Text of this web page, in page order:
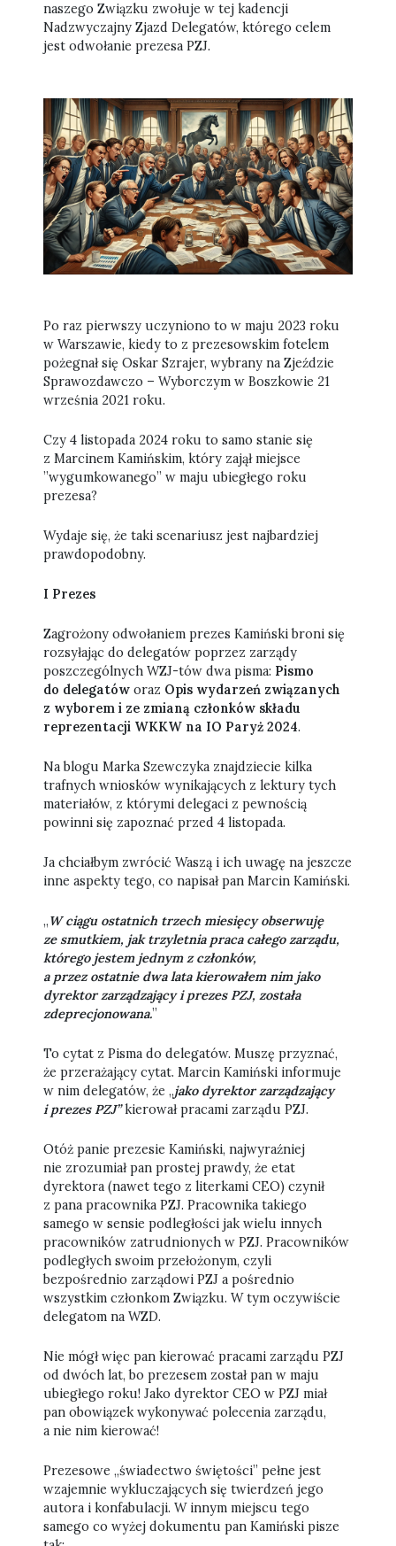
naszego Związku zwołuje w tej kadencji
Nadzwyczajny Zjazd Delegatów, którego celem
jest odwołanie prezesa PZJ.
Po raz pierwszy uczyniono to w maju 2023 roku
w Warszawie, kiedy to z prezesowskim fotelem
pożegnał się Oskar Szrajer, wybrany na Zjeździe
Sprawozdawczo – Wyborczym w Boszkowie 21
września 2021 roku.
Czy 4 listopada 2024 roku to samo stanie się
z Marcinem Kamińskim, który zajął miejsce
”wygumkowanego” w maju ubiegłego roku
prezesa?
Wydaje się, że taki scenariusz jest najbardziej
prawdopodobny.
I Prezes
Zagrożony odwołaniem prezes Kamiński broni się
rozsyłając do delegatów poprzez zarządy
poszczególnych WZJ-tów dwa pisma: Pismo
do delegatów oraz Opis wydarzeń związanych
z wyborem i ze zmianą członków składu
reprezentacji WKKW na IO Paryż 2024.
Na blogu Marka Szewczyka znajdziecie kilka
trafnych wniosków wynikających z lektury tych
materiałów, z którymi delegaci z pewnością
powinni się zapoznać przed 4 listopada.
Ja chciałbym zwrócić Waszą i ich uwagę na jeszcze
inne aspekty tego, co napisał pan Marcin Kamiński.
„W ciągu ostatnich trzech miesięcy obserwuję
ze smutkiem, jak trzyletnia praca całego zarządu,
którego jestem jednym z członków,
a przez ostatnie dwa lata kierowałem nim jako
dyrektor zarządzający i prezes PZJ, została
zdeprecjonowana.”
To cytat z Pisma do delegatów. Muszę przyznać,
że przerażający cytat. Marcin Kamiński informuje
w nim delegatów, że „jako dyrektor zarządzający
i prezes PZJ”kierował pracami zarządu PZJ.
Otóż panie prezesie Kamiński, najwyraźniej
nie zrozumiał pan prostej prawdy, że etat
dyrektora (nawet tego z literkami CEO) czynił
z pana pracownika PZJ. Pracownika takiego
samego w sensie podległości jak wielu innych
pracowników zatrudnionych w PZJ. Pracowników
podległych swoim przełożonym, czyli
bezpośrednio zarządowi PZJ a pośrednio
wszystkim członkom Związku. W tym oczywiście
delegatom na WZD.
Nie mógł więc pan kierować pracami zarządu PZJ
od dwóch lat, bo prezesem został pan w maju
ubiegłego roku! Jako dyrektor CEO w PZJ miał
pan obowiązek wykonywać polecenia zarządu,
a nie nim kierować!
Prezesowe „świadectwo świętości” pełne jest
wzajemnie wykluczających się twierdzeń jego
autora i konfabulacji. W innym miejscu tego
samego co wyżej dokumentu pan Kamiński pisze